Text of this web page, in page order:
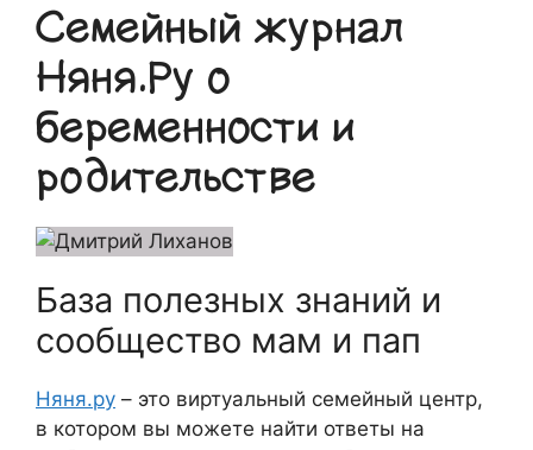
Семейный журнал
Няня.Ру о
беременности и
родительстве
База полезных знаний и
сообщество мам и пап
Няня.ру – это виртуальный семейный центр,
в котором вы можете найти ответы на